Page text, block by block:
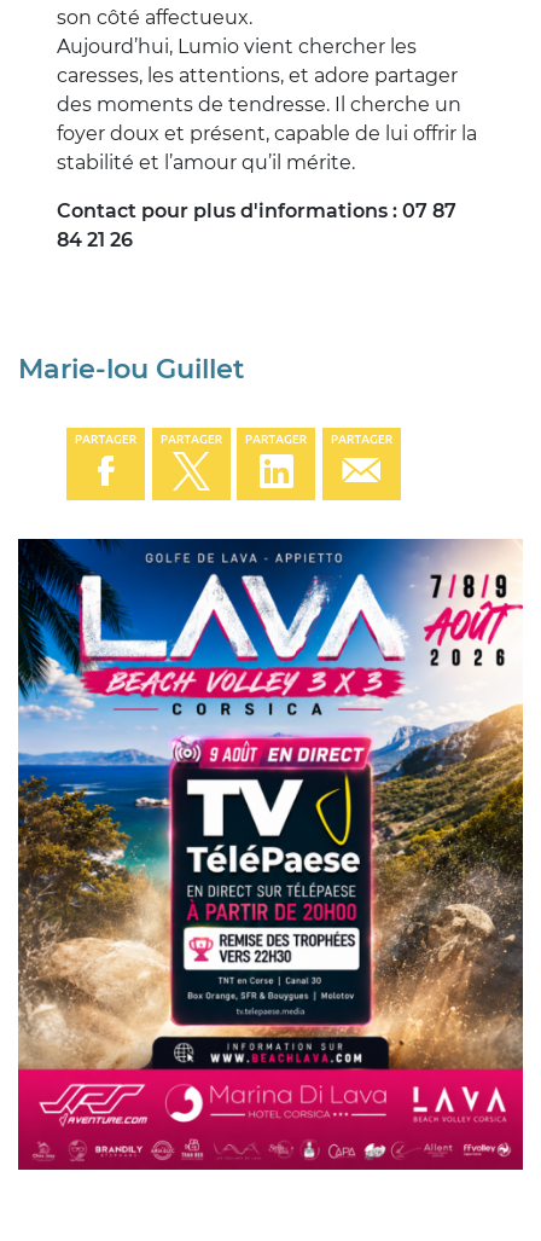
son côté affectueux.
Aujourd’hui, Lumio vient chercher les
caresses, les attentions, et adore partager
des moments de tendresse. Il cherche un
foyer doux et présent, capable de lui offrir la
stabilité et l’amour qu’il mérite.
Contact pour plus d'informations : 07 87
84 21 26
Marie-lou Guillet